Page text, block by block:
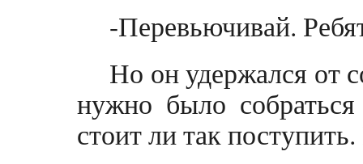
-Перевьючивай.
Но он удержался от
нужно было
стоит ли так